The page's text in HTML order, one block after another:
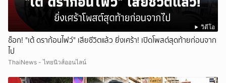
วิดีโอ
ช็อก! "เต้ ดราก้อนไฟว์" เสียชีวิตแล้ว ยิ่งเศร้า! เปิดโพสต์สุดท้ายก่อนจาก
ไป
ThaiNews - ไทยนิวส์ออนไลน์